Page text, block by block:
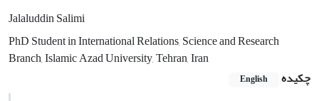
Jalaluddin Salimi
PhD Student in International Relations, Science and Research
Branch, Islamic Azad University, Tehran, Iran
چکیده
English